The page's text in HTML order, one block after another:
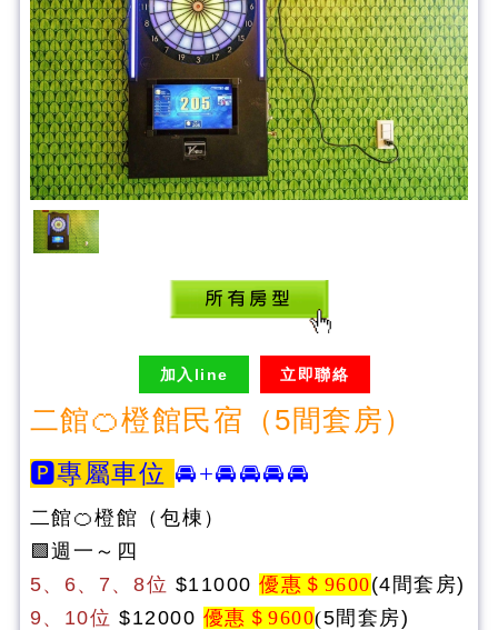
加入line 立即聯絡
二館🍊橙館民宿（5間套房）
🅿️專屬車位 🚘+🚘🚘🚘🚘
二館🍊橙館（包棟）
🟩週一～四
5、6、7、8位 $11000 優惠＄9600(4間套房)
9、10位 $12000 優惠＄9600(5間套房)